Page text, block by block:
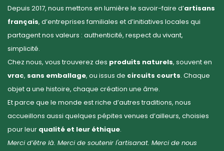
Depuis 2017, nous mettons en lumière le savoir-faire d’artisans
français, d’entreprises familiales et d’initiatives locales qui
partagent nos valeurs : authenticité, respect du vivant,
simplicité.
Chez nous, vous trouverez des produits naturels, souvent en
vrac, sans emballage, ou issus de circuits courts. Chaque
objet a une histoire, chaque création une âme.
Et parce que le monde est riche d’autres traditions, nous
accueillons aussi quelques pépites venues d’ailleurs, choisies
pour leur qualité et leur éthique.
Merci d’être là. Merci de soutenir l'artisanat. Merci de nous